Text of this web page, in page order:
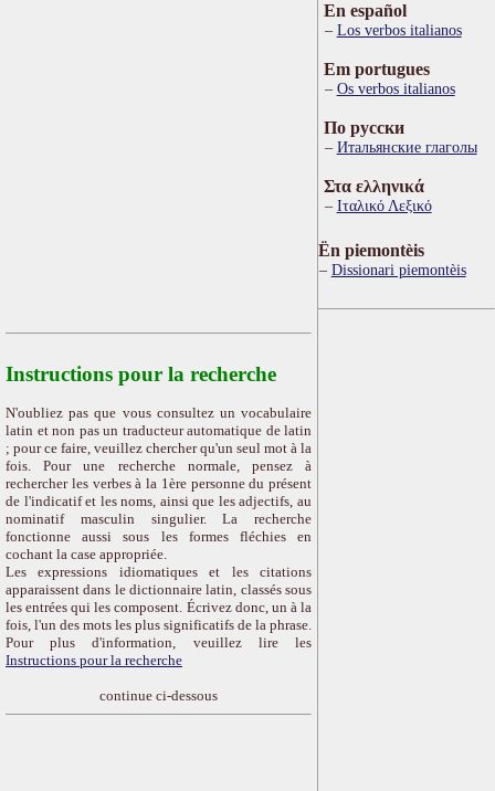
Instructions pour la recherche
N'oubliez pas que vous consultez un vocabulaire
latin et non pas un traducteur automatique de latin
; pour ce faire, veuillez chercher qu'un seul mot à la
fois. Pour une recherche normale, pensez à
rechercher les verbes à la 1ère personne du présent
de l'indicatif et les noms, ainsi que les adjectifs, au
nominatif masculin singulier. La recherche
fonctionne aussi sous les formes fléchies en
cochant la case appropriée.
Les expressions idiomatiques et les citations
apparaissent dans le dictionnaire latin, classés sous
les entrées qui les composent. Écrivez donc, un à la
fois, l'un des mots les plus significatifs de la phrase.
Pour plus d'information, veuillez lire les
Instructions pour la recherche
continue ci-dessous
En español
Los verbos italianos
Em portugues
Os verbos italianos
По русски
Итальянские глаголы
Στα ελληνικά
Ιταλικό Λεξικό
Ën piemontèis
Dissionari piemontèis